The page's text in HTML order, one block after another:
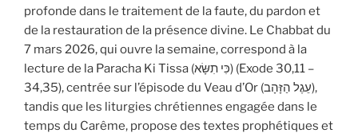
profonde dans le traitement de la faute, du pardon et
de la restauration de la présence divine. Le Chabbat du
7 mars 2026, qui ouvre la semaine, correspond à la
lecture de la Paracha Ki Tissa (כִּי תִשָּׂא) (Exode 30,11 –
34,35), centrée sur l’épisode du Veau d’Or (עֵגֶל הַזָּהָב),
tandis que les liturgies chrétiennes engagée dans le
temps du Carême, propose des textes prophétiques et